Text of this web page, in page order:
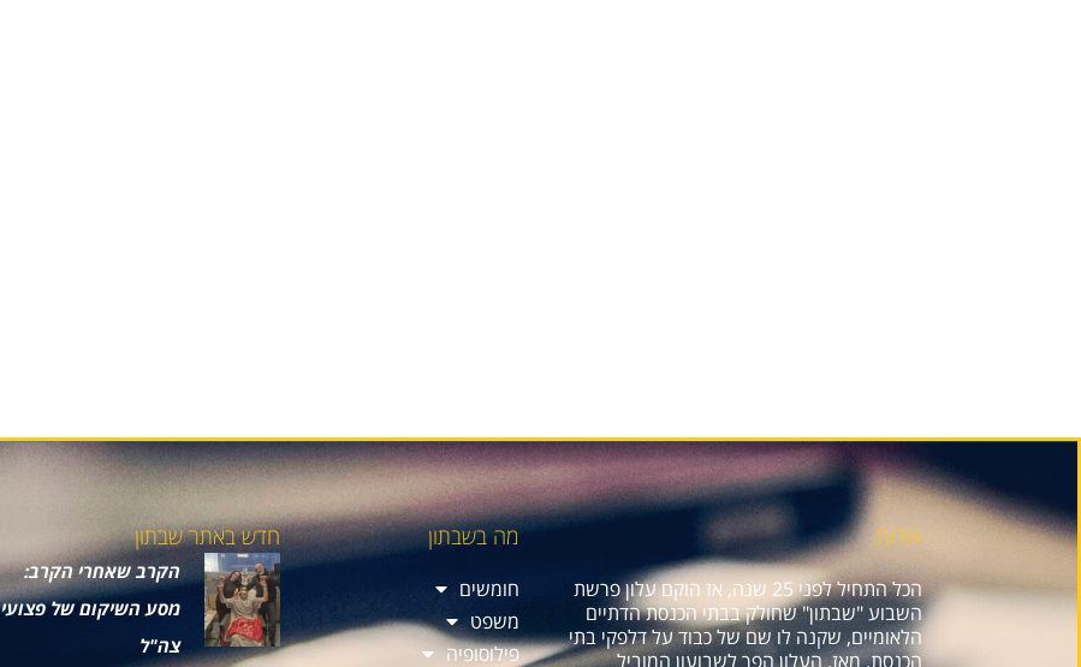
אודות
הכל התחיל לפני 25 שנה, אז הוקם עלון פרשת
השבוע "שבתון" שחולק בבתי הכנסת הדתיים
הלאומיים, שקנה לו שם של כבוד על דלפקי בתי
הכנסת. מאז, העלון הפך לשבועון המוביל
מה בשבתון
חומשים
משפט
פילוסופיה
חדש באתר שבתון
הקרב שאחרי הקרב:
מסע השיקום של פצועי
צה"ל